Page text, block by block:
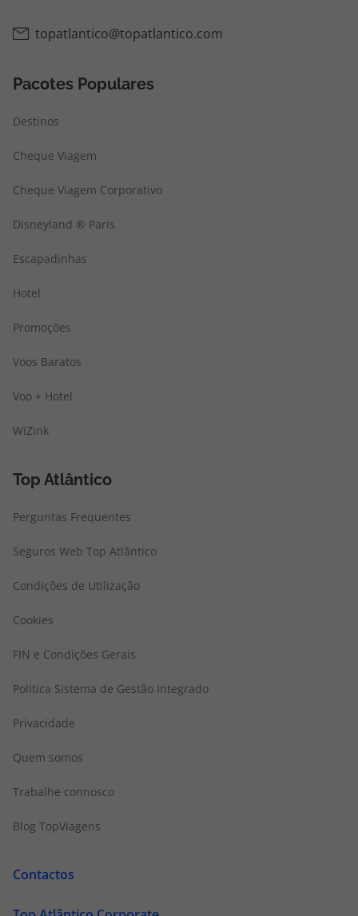
topatlantico@topatlantico.com
Pacotes Populares
Destinos
Cheque Viagem
Cheque Viagem Corporativo
Disneyland ® Paris
Escapadinhas
Hotel
Promoções
Voos Baratos
Voo + Hotel
WiZink
Top Atlântico
Perguntas Frequentes
Seguros Web Top Atlântico
Condições de Utilização
Cookies
FIN e Condições Gerais
Politica Sistema de Gestão Integrado
Privacidade
Quem somos
Trabalhe connosco
Blog TopViagens
Contactos